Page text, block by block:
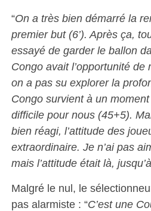
“On a très bien démarré la
premier but (6’). Après ça,
essayé de garder le ballon
Congo avait l’opportunité
on a pas su explorer la
Congo survient à un
difficile pour nous (45+5).
bien réagi, l’attitude des
extraordinaire. Je n’ai pas
mais l’attitude était là,
Malgré le nul, le
pas alarmiste : “C’est une